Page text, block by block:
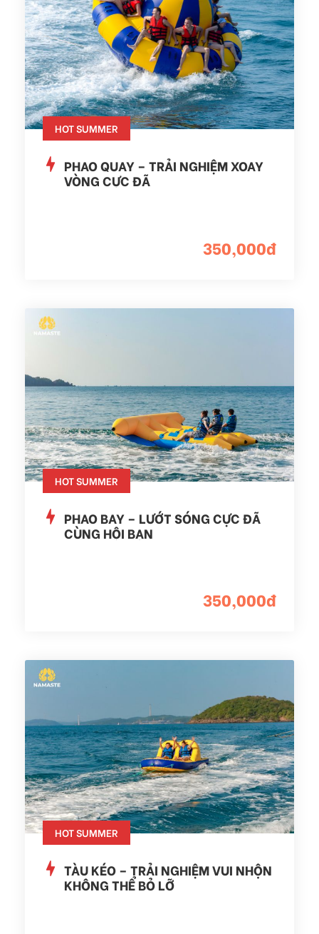
HOT SUMMER
PHAO QUAY – TRẢI NGHIỆM XOAY
VÒNG CỰC ĐÃ
350,000đ
HOT SUMMER
PHAO BAY – LƯỚT SÓNG CỰC ĐÃ
CÙNG HỘI BẠN
350,000đ
HOT SUMMER
TÀU KÉO – TRẢI NGHIỆM VUI NHỘN
KHÔNG THỂ BỎ LỠ